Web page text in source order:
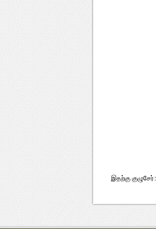
இதற்கு குழுசேர்: